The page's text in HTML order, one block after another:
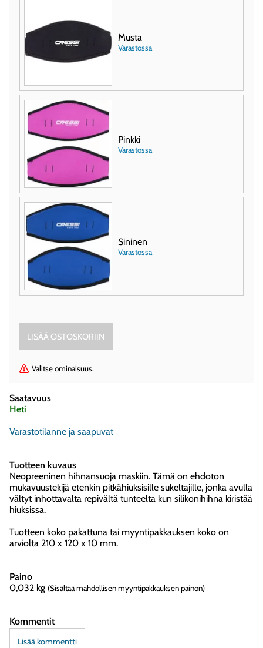
Musta
Varastossa
Pinkki
Varastossa
Sininen
Varastossa
Valitse ominaisuus.
Saatavuus
Heti
Varastotilanne ja saapuvat
Tuotteen kuvaus
Neopreeninen hihnansuoja maskiin. Tämä on ehdoton
mukavuustekijä etenkin pitkähiuksisille sukeltajille, jonka avulla
vältyt inhottavalta repivältä tunteelta kun silikonihihna kiristää
hiuksissa.
Tuotteen koko pakattuna tai myyntipakkauksen koko on
arviolta 210 x 120 x 10 mm.
Paino
0,032 kg (Sisältää mahdollisen myyntipakkauksen painon)
Kommentit
Lisää kommentti